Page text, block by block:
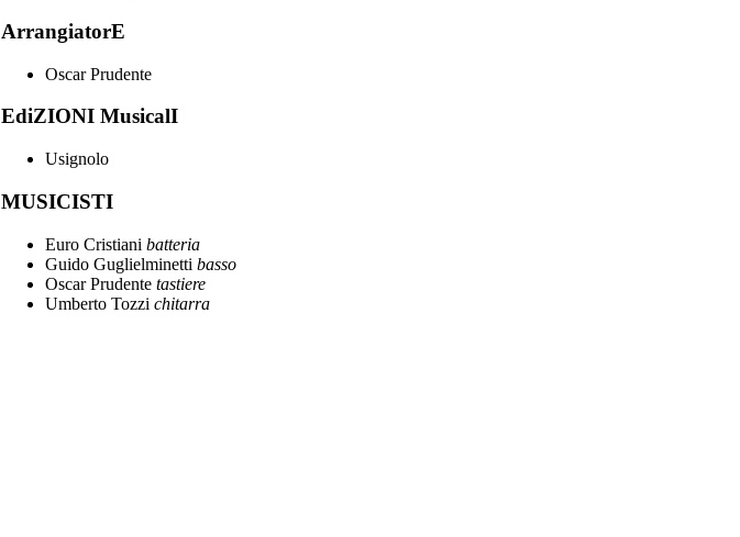
ArrangiatorE
Oscar Prudente
EdiZIONI MusicalI
Usignolo
MUSICISTI
Euro Cristiani batteria
Guido Guglielminetti basso
Oscar Prudente tastiere
Umberto Tozzi chitarra